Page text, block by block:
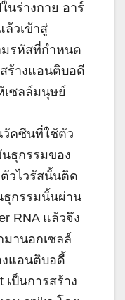
นร่างกาย อาร์
ล้วเข้าสู่
มรหัสที่กำหนด
ร้างแอนติบอดี
เซลล์มนุษย์
วัคซีนที่ใช้ตัว
ธุกรรมของ
วไวรัสนั้นติด
ธุกรรมนั้นผ่าน
RNA แล้วจึง
านอกเซลล์
งแอนติบอดี้
ป็นการสร้าง